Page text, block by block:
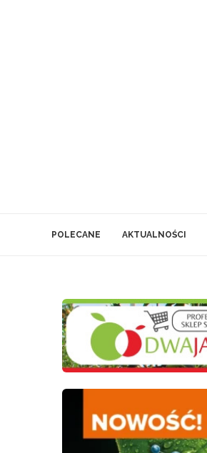
POLECANE AKTUALNOŚCI